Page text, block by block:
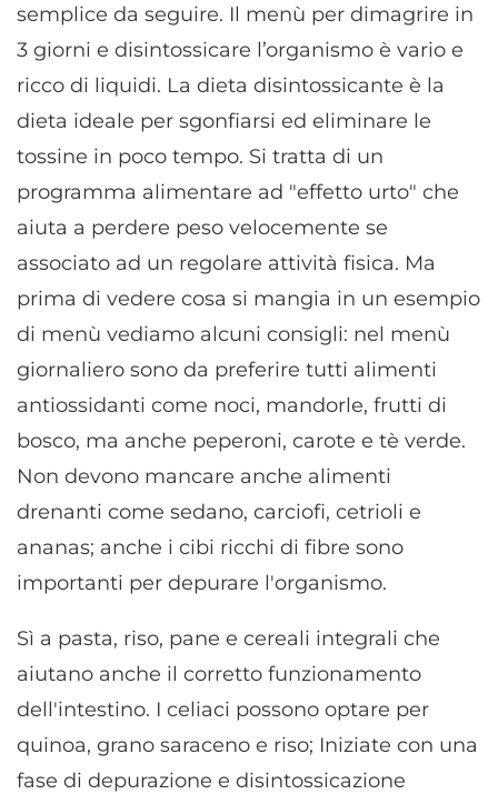
semplice da seguire. Il menù per dimagrire in
3 giorni e disintossicare l’organismo è vario e
ricco di liquidi. La dieta disintossicante è la
dieta ideale per sgonfiarsi ed eliminare le
tossine in poco tempo. Si tratta di un
programma alimentare ad "effetto urto" che
aiuta a perdere peso velocemente se
associato ad un regolare attività fisica. Ma
prima di vedere cosa si mangia in un esempio
di menù vediamo alcuni consigli: nel menù
giornaliero sono da preferire tutti alimenti
antiossidanti come noci, mandorle, frutti di
bosco, ma anche peperoni, carote e tè verde.
Non devono mancare anche alimenti
drenanti come sedano, carciofi, cetrioli e
ananas; anche i cibi ricchi di fibre sono
importanti per depurare l'organismo.
Sì a pasta, riso, pane e cereali integrali che
aiutano anche il corretto funzionamento
dell'intestino. I celiaci possono optare per
quinoa, grano saraceno e riso; Iniziate con una
fase di depurazione e disintossicazione